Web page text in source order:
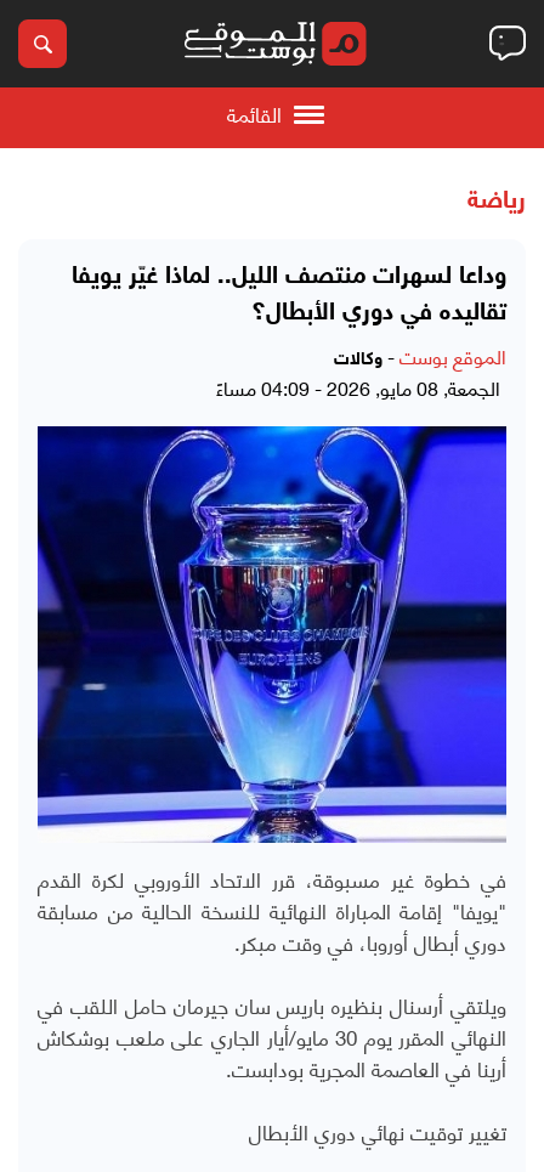
القائمة
رياضة
وداعا لسهرات منتصف الليل.. لماذا غيّر يويفا
تقاليده في دوري الأبطال؟
الموقع بوست- وكالات
الجمعة, 08 مايو, 2026 - 04:09 مساءً
في خطوة غير مسبوقة، قرر الاتحاد الأوروبي لكرة القدم
"يويفا" إقامة المباراة النهائية للنسخة الحالية من مسابقة
دوري أبطال أوروبا، في وقت مبكر.
ويلتقي أرسنال بنظيره باريس سان جيرمان حامل اللقب في
النهائي المقرر يوم 30 مايو/أيار الجاري على ملعب بوشكاش
أرينا في العاصمة المجرية بودابست.
تغيير توقيت نهائي دوري الأبطال